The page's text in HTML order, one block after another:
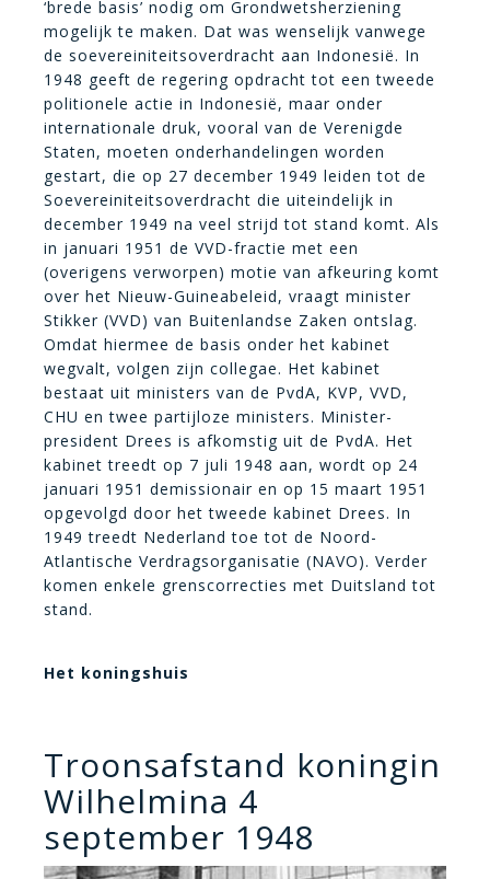
‘brede basis’ nodig om Grondwetsherziening
mogelijk te maken. Dat was wenselijk vanwege
de soevereiniteitsoverdracht aan Indonesië. In
1948 geeft de regering opdracht tot een tweede
politionele actie in Indonesië, maar onder
internationale druk, vooral van de Verenigde
Staten, moeten onderhandelingen worden
gestart, die op 27 december 1949 leiden tot de
Soevereiniteitsoverdracht die uiteindelijk in
december 1949 na veel strijd tot stand komt. Als
in januari 1951 de VVD-fractie met een
(overigens verworpen) motie van afkeuring komt
over het Nieuw-Guineabeleid, vraagt minister
Stikker (VVD) van Buitenlandse Zaken ontslag.
Omdat hiermee de basis onder het kabinet
wegvalt, volgen zijn collegae. Het kabinet
bestaat uit ministers van de PvdA, KVP, VVD,
CHU en twee partijloze ministers. Minister-
president Drees is afkomstig uit de PvdA. Het
kabinet treedt op 7 juli 1948 aan, wordt op 24
januari 1951 demissionair en op 15 maart 1951
opgevolgd door het tweede kabinet Drees. In
1949 treedt Nederland toe tot de Noord-
Atlantische Verdragsorganisatie (NAVO). Verder
komen enkele grenscorrecties met Duitsland tot
stand.
Het koningshuis
Troonsafstand koningin
Wilhelmina 4
september 1948